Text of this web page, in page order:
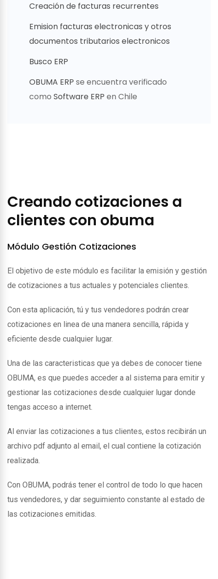
Creación de facturas recurrentes
Emision facturas electronicas y otros
documentos tributarios electronicos
Busco ERP
OBUMA ERP se encuentra verificado
como Software ERP en Chile
Creando cotizaciones a
clientes con obuma
Módulo Gestión Cotizaciones
El objetivo de este módulo es facilitar la emisión y gestión
de cotizaciones a tus actuales y potenciales clientes.
Con esta aplicación, tú y tus vendedores podrán crear
cotizaciones en linea de una manera sencilla, rápida y
eficiente desde cualquier lugar.
Una de las caracteristicas que ya debes de conocer tiene
OBUMA, es que puedes acceder a al sistema para emitir y
gestionar las cotizaciones desde cualquier lugar donde
tengas acceso a internet.
Al enviar las cotizaciones a tus clientes, estos recibirán un
archivo pdf adjunto al email, el cual contiene la cotización
realizada.
Con OBUMA, podrás tener el control de todo lo que hacen
tus vendedores, y dar seguimiento constante al estado de
las cotizaciones emitidas.